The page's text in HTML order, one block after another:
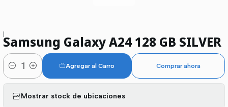
|Samsung Galaxy A24 128 GB SILVER
Cantidad
Agregar al Carro Comprar ahora
Mostrar stock de ubicaciones